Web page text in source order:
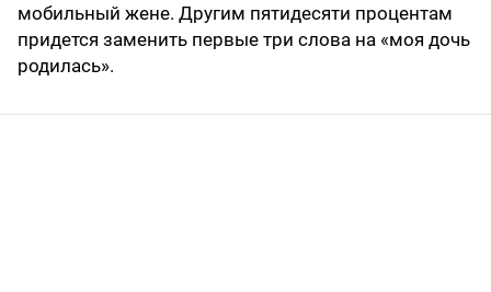
мобильный жене. Другим пятидесяти процентам
придется заменить первые три слова на «моя дочь
родилась».